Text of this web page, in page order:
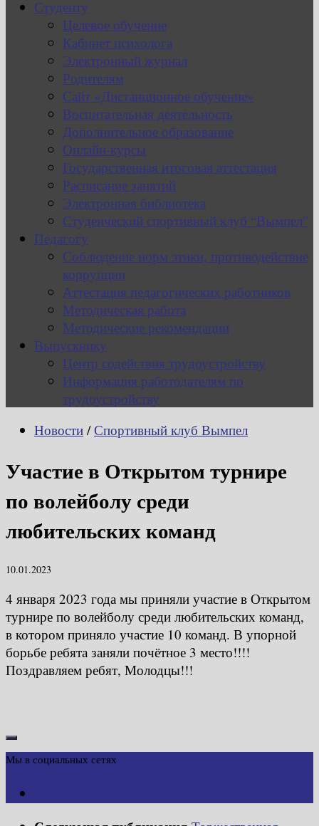
Студенту
Целевое обучение
Кабинет психолога
Электронный журнал
Родителям
Сайт «Дистанционное обучение»
Воспитательная деятельность
Дополнительное образование
Онлайн-курсы
Государственная итоговая аттестация
Расписание занятий
Электронная библиотека
Студенческий спортивный клуб “Вымпел”
Педагогу
Соблюдение норм этики, противодействие
коррупции
Аттестация педагогических работников
Методическая работа
Методические рекомендации
Выпускнику
Центр содействия трудоустройству
Информация работодателям по
трудоустройству
Новости / Спортивный клуб Вымпел
Участие в Открытом турнире
по волейболу среди
любительских команд
10.01.2023
4 января 2023 года мы приняли участие в Открытом
турнире по волейболу среди любительских команд,
в котором приняло участие 10 команд. В упорной
борьбе ребята заняли почётное 3 место!!!!
Поздравляем ребят, Молодцы!!!
Мы в социальных сетях